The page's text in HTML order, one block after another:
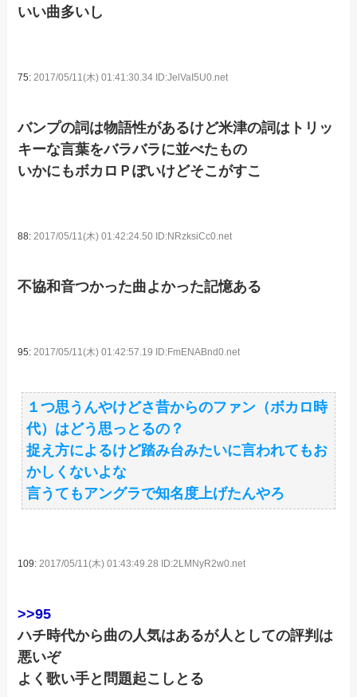
いい曲多いし
75:2017/05/11(木) 01:41:30.34 ID:JelVaI5U0.net
バンプの詞は物語性があるけど米津の詞はトリッ
キーな言葉をバラバラに並べたもの
いかにもボカロＰぽいけどそこがすこ
88:2017/05/11(木) 01:42:24.50 ID:NRzksiCc0.net
不協和音つかった曲よかった記憶ある
95:2017/05/11(木) 01:42:57.19 ID:FmENABnd0.net
１つ思うんやけどさ昔からのファン（ボカロ時
代）はどう思っとるの？
捉え方によるけど踏み台みたいに言われてもお
かしくないよな
言うてもアングラで知名度上げたんやろ
109:2017/05/11(木) 01:43:49.28 ID:2LMNyR2w0.net
>>95
ハチ時代から曲の人気はあるが人としての評判は
悪いぞ
よく歌い手と問題起こしとる